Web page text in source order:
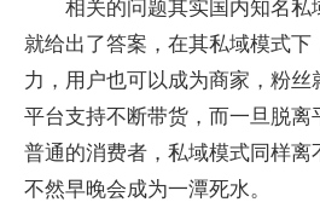
相关的问题其实国内知名
就给出了答案，在其私域模式下
力，用户也可以成为商家，粉丝
平台支持不断带货，而一旦脱离
普通的消费者，私域模式同样离
不然早晚会成为一潭死水。